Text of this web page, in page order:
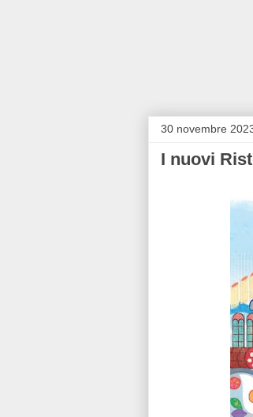
30 novembre
I nuovi